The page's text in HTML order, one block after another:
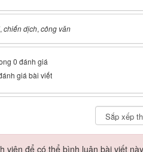
, chiến dịch, công văn
0 đánh giá
giá bài viết
viên để có thể bình luận bài viết này